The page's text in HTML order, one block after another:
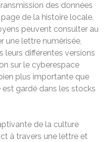
des données
de la histoire locale.
peuvent consulter au
une lettre numérisée,
leurs différentes versions
sur le cyberespace
plus importante que
est gardé dans les stocks
de la culture
à travers une lettre et